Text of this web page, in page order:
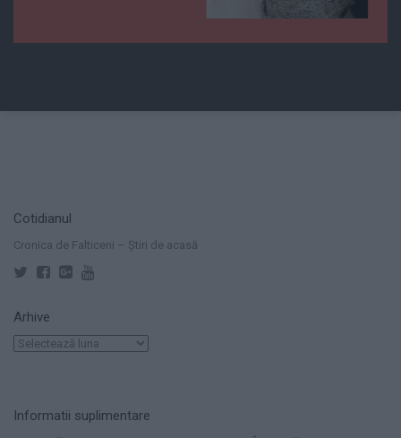
Cotidianul
Cronica de Falticeni – Știri de acasă
Arhive
Arhive
Informatii suplimentare